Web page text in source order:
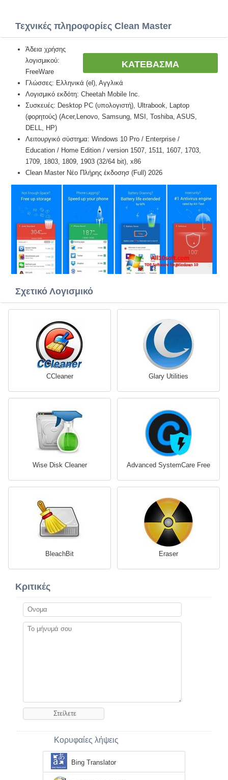
Τεχνικές πληροφορίες Clean Master
ΚΑΤΕΒΑΣΜΑ
Άδεια χρήσης
λογισμικού:
FreeWare
Γλώσσες: Ελληνικά (el), Αγγλικά
Λογισμικό εκδότη: Cheetah Mobile Inc.
Συσκευές: Desktop PC (υπολογιστή), Ultrabook, Laptop
(φορητούς) (Acer,Lenovo, Samsung, MSI, Toshiba, ASUS,
DELL, HP)
Λειτουργικό σύστημα: Windows 10 Pro / Enterprise /
Education / Home Edition / version 1507, 1511, 1607, 1703,
1709, 1803, 1809, 1903 (32/64 bit), x86
Clean Master Νέο Πλήρης έκδοσησ (Full) 2026
Σχετικό Λογισμικό
CCleaner Glary Utilities
Wise Disk Cleaner Advanced SystemCare Free
BleachBit Eraser
Κριτικές
Κορυφαίες λήψεις
Bing Translator